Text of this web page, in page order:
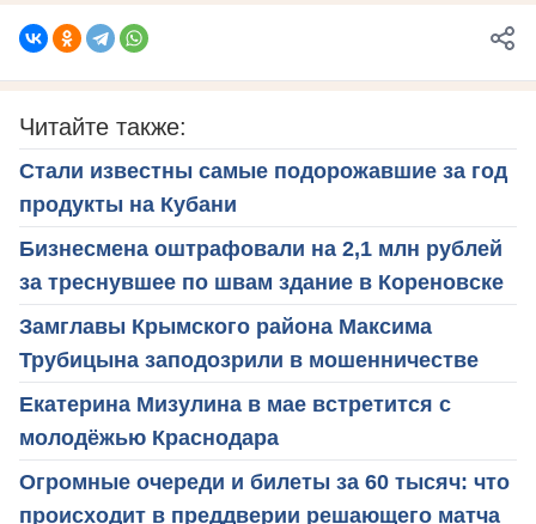
Читайте также:
Стали известны самые подорожавшие за год
продукты на Кубани
Бизнесмена оштрафовали на 2,1 млн рублей
за треснувшее по швам здание в Кореновске
Замглавы Крымского района Максима
Трубицына заподозрили в мошенничестве
Екатерина Мизулина в мае встретится с
молодёжью Краснодара
Огромные очереди и билеты за 60 тысяч: что
происходит в преддверии решающего матча